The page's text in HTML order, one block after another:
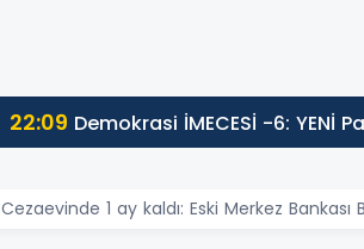
22:09 Demokrasi İMECESİ -6: YENİ
Cezaevinde 1 ay kaldı: Eski Merkez